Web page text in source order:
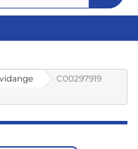
C00297919